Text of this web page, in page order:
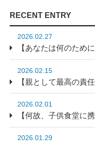
RECENT ENTRY
2026.02.27
【あなたは何のため
2026.02.15
【親として最高の責
2026.02.01
【何故、子供食堂に
2026.01.29